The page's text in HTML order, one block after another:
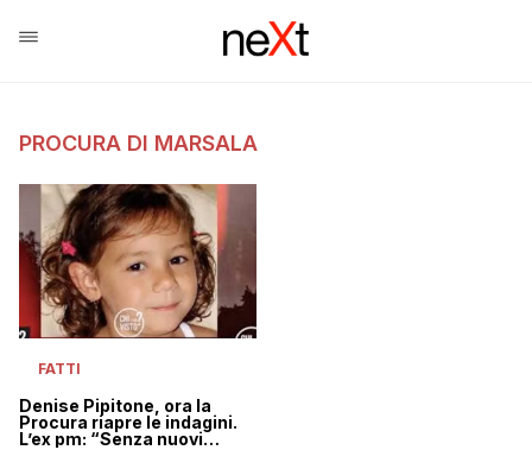
PROCURA DI MARSALA
FATTI
Denise Pipitone, ora la
Procura riapre le indagini.
L’ex pm: “Senza nuovi